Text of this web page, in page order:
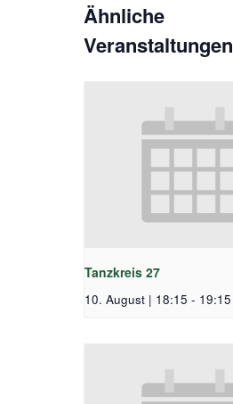
Ähnliche
Veranstaltungen
Tanzkreis 27
10. August | 18:15 - 19:15